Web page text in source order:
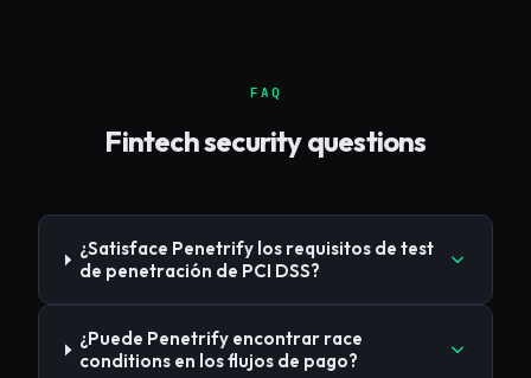
FAQ
Fintechsecurity questions
¿Satisface Penetrify los requisitos de test
de penetración de PCI DSS?
¿Puede Penetrify encontrar race
conditions en los flujos de pago?